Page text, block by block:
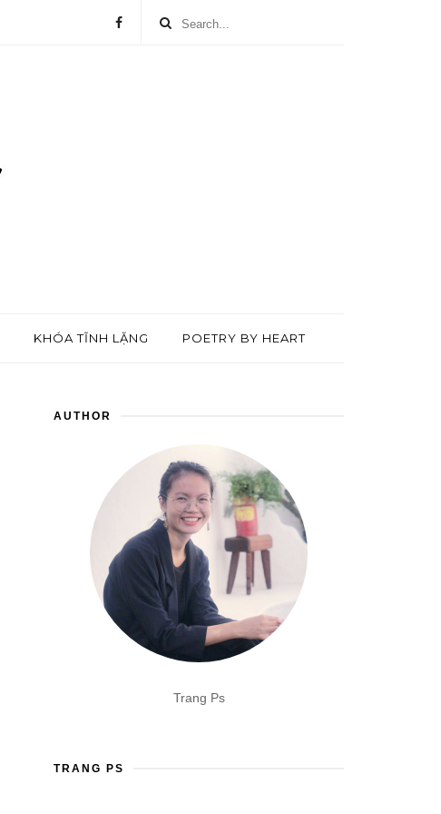
KHÓA TĨNH LẶNG POETRY BY HEART
AUTHOR
Trang Ps
TRANG PS